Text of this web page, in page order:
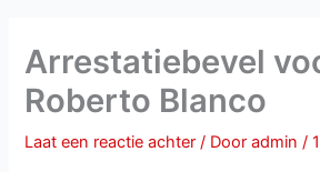
Arrestatiebevel
Roberto Blanco
Laat een reactie achter / Dooradmin/